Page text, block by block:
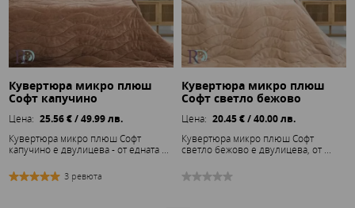
Кувертюра микро плюш
Софт капучино
Цена: 25.56 € / 49.99 лв.
Кувертюра микро плюш Софт
капучино е двулицева - от едната ...
3 ревюта
Кувертюра микро плюш
Софт светло бежово
Цена: 20.45 € / 40.00 лв.
Кувертюра микро плюш Софт
светло бежово е двулицева, от ...